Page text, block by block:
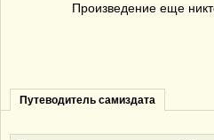
Произведение еще
Путеводитель самиздата